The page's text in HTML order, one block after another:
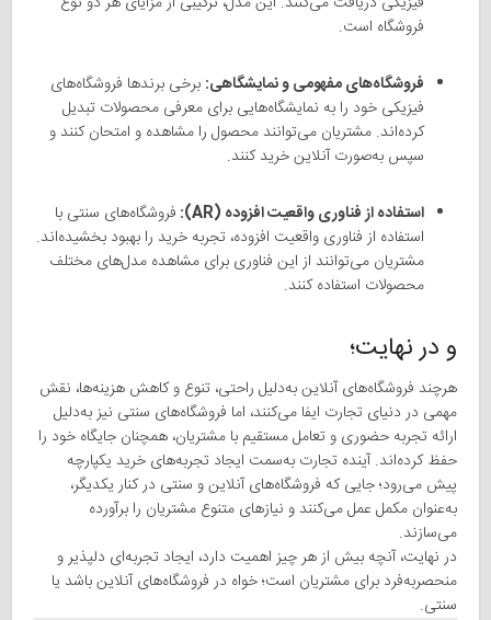
فروشگاه است.
فروشگاه‌های مفهومی و نمایشگاهی: برخی برندها فروشگاه‌های
فیزیکی خود را به نمایشگاه‌هایی برای معرفی محصولات تبدیل
کرده‌اند. مشتریان می‌توانند محصول را مشاهده و امتحان کنند و
سپس به‌صورت آنلاین خرید کنند.
استفاده از فناوری واقعیت افزوده (AR):
فروشگاه‌های سنتی با
استفاده از فناوری واقعیت افزوده، تجربه خرید را بهبود بخشیده‌اند.
مشتریان می‌توانند از این فناوری برای مشاهده مدل‌های مختلف
محصولات استفاده کنند.
و در نهایت؛
هرچند فروشگاه‌های آنلاین به‌دلیل راحتی، تنوع و کاهش هزینه‌ها، نقش
مهمی در دنیای تجارت ایفا می‌کنند، اما فروشگاه‌های سنتی نیز به‌دلیل
ارائه تجربه حضوری و تعامل مستقیم با مشتریان، همچنان جایگاه خود را
حفظ کرده‌اند. آینده تجارت به‌سمت ایجاد تجربه‌های خرید یکپارچه
پیش می‌رود؛ جایی که فروشگاه‌های آنلاین و سنتی در کنار یکدیگر،
به‌عنوان مکمل عمل می‌کنند و نیازهای متنوع مشتریان را برآورده
می‌سازند.
در نهایت، آنچه بیش از هر چیز اهمیت دارد، ایجاد تجربه‌ای دلپذیر و
منحصربه‌فرد برای مشتریان است؛ خواه در فروشگاه‌های آنلاین باشد یا
سنتی.